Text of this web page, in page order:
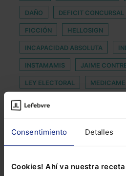
Consentimiento Detalles
Cookies! Ahí va nuestra
DAÑO DEFICIT CONCURSAL
FICCIÓN HELLOSIGN
INCAPACIDAD ABSOLUTA
INSTAMAMIS JAIME
LEY ELECTORAL
MODET NEURO ENERGIA Y
OCUPACIÓN Y DESALOJO
PREMIO GUMERSINDO DE